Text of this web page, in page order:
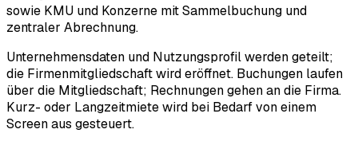
sowie KMU und Konzerne mit Sammelbuchung und
zentraler Abrechnung.
Unternehmensdaten und Nutzungsprofil werden geteilt;
die Firmenmitgliedschaft wird eröffnet. Buchungen laufen
über die Mitgliedschaft; Rechnungen gehen an die Firma.
Kurz- oder Langzeitmiete wird bei Bedarf von einem
Screen aus gesteuert.